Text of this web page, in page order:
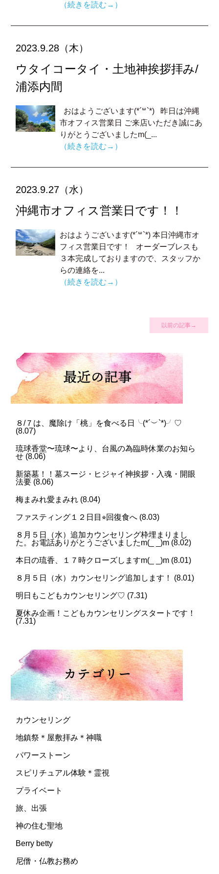
（続きを読む→）
2023.9.28（木）
ウタイコータイ・土地神挨拶拝み/
浦添内間
おはようございます(*´꒳`*) 昨日は沖縄
市オフィス営業日 ご来店いただき誠にあ
りがとうございましたm(_...
（続きを読む→）
2023.9.27（水）
沖縄市オフィス営業日です！！
おはようございます(*´꒳`*) 本日沖縄市オ
フィス営業日です！ オーダーブレスも
３本完成しておりますので、スタッフか
らの連絡を...
（続きを読む→）
以前の記事→
８/７は、魔除け「桃」を食べる日╰(*´︶`*)╯♡
(8.07)
琉球香堂〜琉球〜より、台風の為臨時休業のお知ら
せ (8.06)
新築墓！！墓スージ・ヒジャイ神挨拶・入魂・開眼
法要 (8.06)
梅まみれ愛まみれ (8.04)
ファスティング１２日目⭐︎回復食へ (8.03)
８月５日（水）追加カウンセリング枠埋まりまし
た。お電話ありがとうございましたm(_ _)m (8.02)
本日の琉香、１７時クローズしますm(_ _)m (8.01)
８月５日（水）カウンセリング追加します！ (8.01)
明日もこどもカウンセリング♡ (7.31)
夏休み企画！こどもカウンセリングスタートです！
(7.31)
カウンセリング
地鎮祭＊屋敷拝み＊神職
パワーストーン
スピリチュアル体験＊霊視
プライベート
旅、出張
神の住む聖地
Berry betty
尼僧・仏教お務め